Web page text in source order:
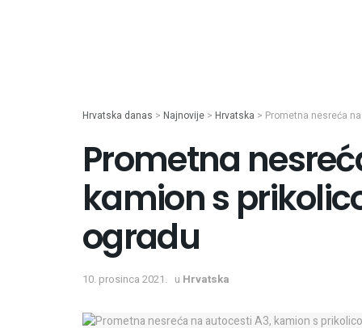
Hrvatska danas > Najnovije > Hrvatska > Prometna nesreća
Prometna
kamion s
ogradu
10. prosinca 2021. u Hrvatska